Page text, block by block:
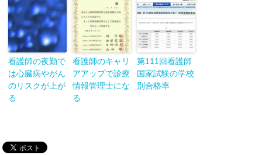
看護師の夜勤で
は心臓病やがん
のリスクが上が
る
看護師のキャリ
アアップで診療
情報管理士にな
る
第111回看護師
国家試験の学校
別合格率